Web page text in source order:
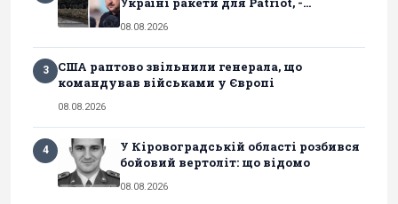
08.08.2026
3
США раптово звільнили генерала, що
командував військами у Європі
08.08.2026
4
У Кіровоградській області розбився
бойовий вертоліт: що відомо
08.08.2026